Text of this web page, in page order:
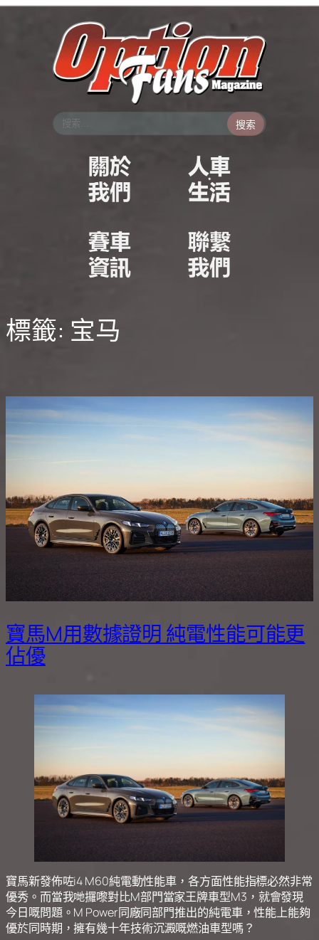
搜索
標籤: 宝马
寶馬M用數據證明 純電性能可能更
佔優
寶馬新發佈咗i4 M60純電動性能車，各方面性能指標必然非常
優秀。而當我哋攞嚟對比M部門當家王牌車型M3，就會發現
今日嘅問題。M Power同廠同部門推出的純電車，性能上能夠
優於同時期，擁有幾十年技術沉澱嘅燃油車型嗎？